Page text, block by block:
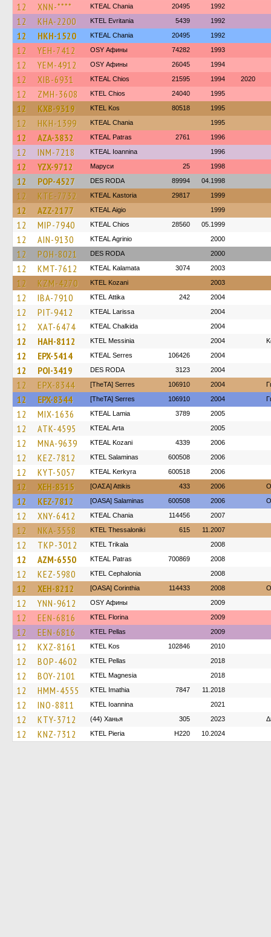
12 XNN-**** KTEAL Chania 20495 1992
12 KHA-2200 ΚΤΕL Evritania 5439 1992
12 HKH-1520 KTEAL Chania 20495 1992
12 YEH-7412 OSY Афины 74282 1993
12 YEM-4912 OSY Афины 26045 1994
12 XIB-6931 KTEAL Chios 21595 1994 2020
12 ZMH-3608 KTEL Chios 24040 1995
12 KXB-9319 KTEL Kos 80518 1995
12 HKH-1399 KTEAL Chania 1995
12 AZA-3832 KTEAL Patras 2761 1996
12 INM-7218 KTEAL Ioannina 1996
12 YZX-9712 Маруси 25 1998
12 POP-4527 DES RODA 89994 04.1998
12 KTE-7732 KTEAL Kastoria 29817 1999
12 AZZ-2177 KTEAL Aigio 1999
12 MIP-7940 KTEAL Chios 28560 05.1999
12 AIN-9130 KTEAL Agrinio 2000
12 POH-8021 DES RODA 2000
12 KMT-7612 KTEAL Kalamata 3074 2003
12 KZM-4270 ΚΤΕL Kozani 2003
12 IBA-7910 KΤΕL Αttika 242 2004
12 PIT-9412 KTEAL Larissa 2004
12 XAT-6474 KTEAL Chalkida 2004
12 HAH-8112 KTEL Messinia 2004
12 EPX-5414 KTEAL Serres 106426 2004
12 POI-3419 DES RODA 3123 2004
12 EPX-8344 [TheTA] Serres 106910 2004
12 EPX-8344 [TheTA] Serres 106910 2004
12 MIX-1636 KTEAL Lamia 3789 2005
12 ATK-4595 KTEAL Arta 2005
12 MNA-9639 KTEAL Kozani 4339 2006
12 KEZ-7812 KTEL Salaminas 600508 2006
12 KYT-5057 KTEAL Kerkyra 600518 2006
12 XEH-8315 [ΟΑΣΑ] Αttikis 433 2006
12 KEZ-7812 [OASA] Salaminas 600508 2006
12 XNY-6412 KTEAL Chania 114456 2007
12 NKA-3558 KTEL Thessaloniki 615 11.2007
12 TKP-3012 ΚΤΕL Τrikala 2008
12 AZM-6550 KTEAL Patras 700869 2008
12 KEZ-5980 KTEL Cephalonia 2008
12 XEH-8212 [OASA] Corinthia 114433 2008
12 YNN-9612 OSY Афины 2009
12 EEN-6816 KTEL Florina 2009
12 EEN-6816 KTEL Pellas 2009
12 KXZ-8161 KTEL Kos 102846 2010
12 BOP-4602 KTEL Pellas 2018
12 BOY-2101 ΚΤΕL Magnesia 2018
12 HMM-4555 KTEL Imathia 7847 11.2018
12 INO-8811 KTEL Ioannina 2021
12 KTY-3712 (44) Ханья 305 2023
12 KNZ-7312 KTEL Pieria H220 10.2024